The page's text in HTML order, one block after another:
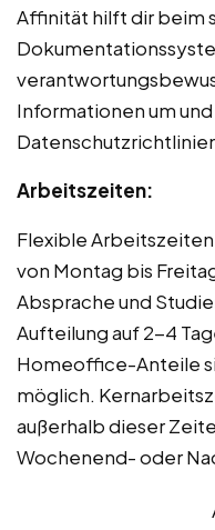
Affinität hilft dir beim
Informationen um
Arbeitszeiten:
Flexible
von Montag bis
Absprache und
Aufteilung auf 2-4
Homeoffice-Anteile
möglich.
außerhalb dieser
Wochenend- oder